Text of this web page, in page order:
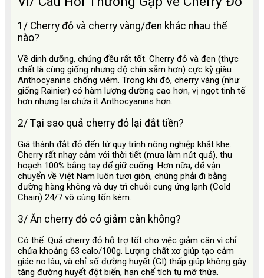
1/ Cherry đỏ và cherry vàng/đen khác nhau thế
nào?
Về dinh dưỡng, chúng đều rất tốt. Cherry đỏ và đen (thực
chất là cùng giống nhưng độ chín sẫm hơn) cực kỳ giàu
Anthocyanins chống viêm. Trong khi đó, cherry vàng (như
giống Rainier) có hàm lượng đường cao hơn, vị ngọt tinh tế
hơn nhưng lại chứa ít Anthocyanins hơn.
2/ Tại sao quả cherry đỏ lại đắt tiền?
Giá thành đắt đỏ đến từ quy trình nông nghiệp khắt khe.
Cherry rất nhạy cảm với thời tiết (mưa làm nứt quả), thu
hoạch 100% bằng tay để giữ cuống. Hơn nữa, để vận
chuyển về Việt Nam luôn tươi giòn, chúng phải đi bằng
đường hàng không và duy trì chuỗi cung ứng lạnh (Cold
Chain) 24/7 vô cùng tốn kém.
3/ Ăn cherry đỏ có giảm cân không?
Có thể. Quả cherry đỏ hỗ trợ tốt cho việc giảm cân vì chỉ
chứa khoảng 63 calo/100g. Lượng chất xơ giúp tạo cảm
giác no lâu, và chỉ số đường huyết (GI) thấp giúp không gây
tăng đường huyết đột biến, hạn chế tích tụ mỡ thừa.